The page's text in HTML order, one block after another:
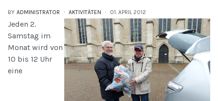
BY ADMINISTRATOR AKTIVITÄTEN 01. APRIL 2012
Jeden 2.
Samstag im
Monat wird von
10 bis 12 Uhr
eine